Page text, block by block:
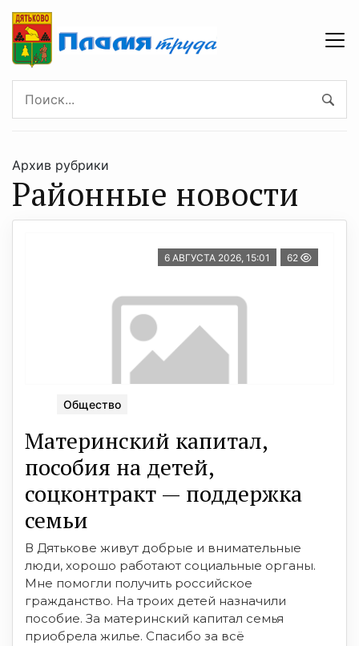
Архив рубрики
Районные новости
6 АВГУСТА 2026, 15:01 62
Общество
Материнский капитал,
пособия на детей,
соцконтракт — поддержка
семьи
В Дятькове живут добрые и внимательные
люди, хорошо работают социальные органы.
Мне помогли получить российское
гражданство. На троих детей назначили
пособие. За материнский капитал семья
приобрела жилье. Спасибо за всё